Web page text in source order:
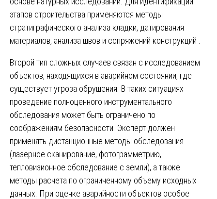
этапов строительства применяются методы
стратиграфического анализа кладки, датирования
материалов, анализа швов и сопряжений конструкций .
Второй тип сложных случаев связан с исследованием
объектов, находящихся в аварийном состоянии, где
существует угроза обрушения. В таких ситуациях
проведение полноценного инструментального
обследования может быть ограничено по
соображениям безопасности. Эксперт должен
применять дистанционные методы обследования
(лазерное сканирование, фотограмметрию,
тепловизионное обследование с земли), а также
методы расчета по ограниченному объему исходных
данных. При оценке аварийности объектов особое